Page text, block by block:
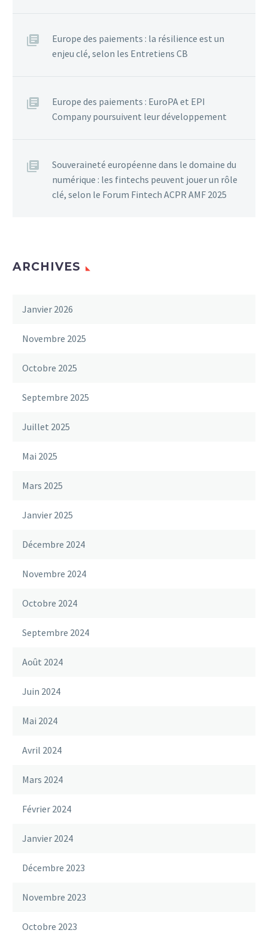
Europe des paiements : la résilience est un
enjeu clé, selon les Entretiens CB
Europe des paiements : EuroPA et EPI
Company poursuivent leur développement
Souveraineté européenne dans le domaine du
numérique : les fintechs peuvent jouer un rôle
clé, selon le Forum Fintech ACPR AMF 2025
ARCHIVES
Janvier 2026
Novembre 2025
Octobre 2025
Septembre 2025
Juillet 2025
Mai 2025
Mars 2025
Janvier 2025
Décembre 2024
Novembre 2024
Octobre 2024
Septembre 2024
Août 2024
Juin 2024
Mai 2024
Avril 2024
Mars 2024
Février 2024
Janvier 2024
Décembre 2023
Novembre 2023
Octobre 2023